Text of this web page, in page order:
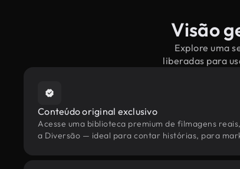
Visão
Explore uma
liberadas para
Conteúdo original exclusivo
Acesse uma biblioteca premium de filmagens
a Diversão — ideal para contar histórias, para